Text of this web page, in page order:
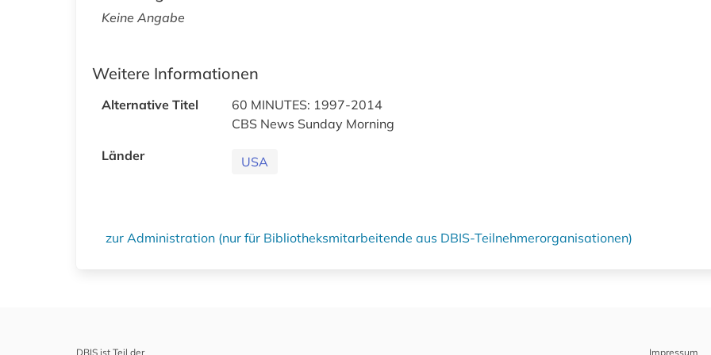
Keine Angabe
Weitere Informationen
Alternative Titel
60 MINUTES: 1997-2014
CBS News Sunday Morning
Länder
USA
zur Administration (nur für Bibliotheksmitarbeitende aus DBIS-Teilnehmerorganisationen)
DBIS ist Teil der Impressum